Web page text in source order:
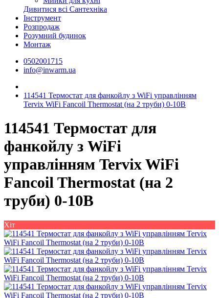
Дивитися всі Сантехніка
Інструмент
Розпродаж
Розумний будинок
Монтаж
0502001715
info@inwarm.ua
114541 Термостат для фанкойлу з WiFi управлінням
Tervix WiFi Fancoil Thermostat (на 2 труби) 0-10В
114541 Термостат для
фанкойлу з WiFi
управлінням Tervix WiFi
Fancoil Thermostat (на 2
труби) 0-10В
Хіт